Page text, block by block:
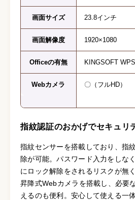
画面サイズ 23.8インチ
画面解像度 1920×1080
Officeの有無 KINGSOFT
Webカメラ 〇（フルHD）
指紋認証のおかげでセキュリ
指紋センサーを搭載しており、指
除が可能。パスワード入力をしな
にロック解除をされるリスクが無
昇降式Webカメラを搭載し、必要
えるのも便利。安心して使える一